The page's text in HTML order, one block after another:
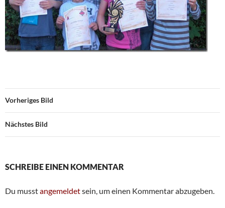
Vorheriges Bild
Nächstes Bild
SCHREIBE EINEN KOMMENTAR
Du musstangemeldetsein, um einen Kommentar abzugeben.